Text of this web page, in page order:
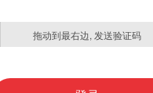
拖动到最右边, 发送验证码